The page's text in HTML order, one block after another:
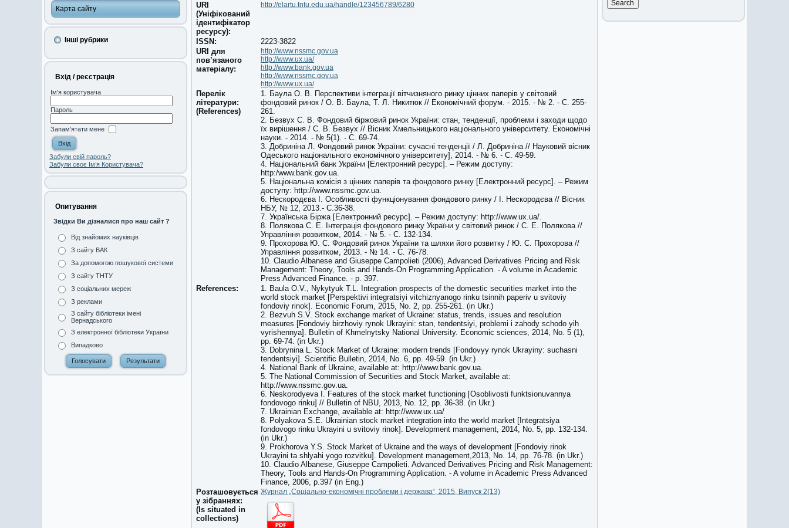
Карта сайту
Інші рубрики
Вхід / реєстрація
Ім'я користувача
Пароль
Запам'ятати мене
Забули свій пароль?
Забули своє Ім’я Користувача?
Опитування
Звідки Ви дізналися про наш сайт ?
Від знайомих науківців
З сайту ВАК
За допомогою пошукової системи
З сайту ТНТУ
З соціальних мереж
З реклами
З сайту бібліотеки імені
Вернадського
З електронної бібліотеки України
Випадково
URI
(Уніфікований
ідентифікатор
ресурсу):
http://elartu.tntu.edu.ua/handle/123456789/6280
ISSN:
2223-3822
URI для
пов’язаного
матеріалу:
http://www.nssmc.gov.ua
http://www.ux.ua/
http://www.bank.gov.ua
http://www.nssmc.gov.ua
http://www.ux.ua/
Перелік
літератури:
(References)
1. Баула О. В. Перспективи інтеграції вітчизняного ринку цінних паперів у світовий
фондовий ринок / О. В. Баула, Т. Л. Никитюк // Економічний форум. - 2015. - № 2. - С. 255-
261.
2. Безвух С. В. Фондовий біржовий ринок України: стан, тенденції, проблеми і заходи щодо
їх вирішення / С. В. Безвух // Вісник Хмельницького національного університету. Економічні
науки. - 2014. - № 5(1). - С. 69-74.
3. Добриніна Л. Фондовий ринок України: сучасні тенденції / Л. Добриніна // Науковий вісник
Одеського національного економічного університету], 2014. - № 6. - С. 49-59.
4. Національний банк України [Електронний ресурс]. – Режим доступу:
http:/www.bank.gov.ua.
5. Національна комісія з цінних паперів та фондового ринку [Електронний ресурс]. – Режим
доступу: http://www.nssmc.gov.ua.
6. Нескородєва І. Особливості функціонування фондового ринку / І. Нескородєва // Вісник
НБУ, № 12, 2013.- С.36-38.
7. Українська Біржа [Електронний ресурс]. – Режим доступу: http://www.ux.ua/.
8. Полякова С. Е. Інтеграція фондового ринку України у світовий ринок / С. Е. Полякова //
Управління розвитком, 2014. - № 5. - С. 132-134.
9. Прохорова Ю. С. Фондовий ринок України та шляхи його розвитку / Ю. С. Прохорова //
Управління розвитком, 2013. - № 14. - С. 76-78.
10. Claudio Albanese and Giuseppe Campolieti (2006), Advanced Derivatives Pricing and Risk
Management: Theory, Tools and Hands-On Programming Application. - A volume in Academic
Press Advanced Finance. - р. 397.
References:
1. Baula O.V., Nykytyuk T.L. Integration prospects of the domestic securities market into the
world stock market [Perspektivi integratsiyi vitchiznyanogo rinku tsinnih paperiv u svitoviy
fondoviy rinok]. Economic Forum, 2015, No. 2, pp. 255-261. (in Ukr.)
2. Bezvuh S.V. Stock exchange market of Ukraine: status, trends, issues and resolution
measures [Fondoviy birzhoviy rynok Ukrayini: stan, tendentsiyi, problemi i zahody schodo yih
vyrishennya]. Bulletin of Khmelnytsky National University. Economic sciences, 2014, No. 5 (1),
pp. 69-74. (in Ukr.)
3. Dobrynina L. Stock Market of Ukraine: modern trends [Fondovyy rynok Ukrayiny: suchasni
tendentsiyi]. Scientific Bulletin, 2014, No. 6, pp. 49-59. (in Ukr.)
4. National Bank of Ukraine, available at: http://www.bank.gov.ua.
5. The National Commission of Securities and Stock Market, available at:
http://www.nssmc.gov.ua.
6. Neskorodyeva I. Features of the stock market functioning [Osoblivosti funktsionuvannya
fondovogo rinku] // Bulletin of NBU, 2013, No. 12, pp. 36-38. (in Ukr.)
7. Ukrainian Exchange, available at: http://www.ux.ua/
8. Polyakova S.E. Ukrainian stock market integration into the world market [Integratsiya
fondovogo rinku Ukrayini u svitoviy rinok]. Development management, 2014, No. 5, pp. 132-134.
(in Ukr.)
9. Prokhorova Y.S. Stock Market of Ukraine and the ways of development [Fondoviy rinok
Ukrayini ta shlyahi yogo rozvitku]. Development management,2013, No. 14, pp. 76-78. (in Ukr.)
10. Claudio Albanese, Giuseppe Campolieti. Advanced Derivatives Pricing and Risk Management:
Theory, Tools and Hands-On Programming Application. - A volume in Academic Press Advanced
Finance, 2006, р.397 (in Eng.)
Розташовується
у зібраннях:
(Is situated in
collections)
Журнал „Соціально-економічні проблеми і держава“, 2015, Випуск 2(13)